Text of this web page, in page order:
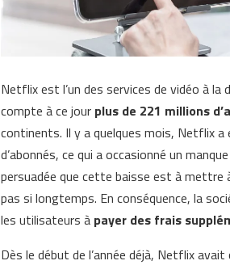
Netflix est l’un des services de vidéo à
compte à ce jour plus de 221 millions
continents. Il y a quelques mois, Netflix
d’abonnés, ce qui a occasionné un
persuadée que cette baisse est à mettre
pas si longtemps. En conséquence, la
les utilisateurs à payer des frais
Dès le début de l’année déjà, Netflix